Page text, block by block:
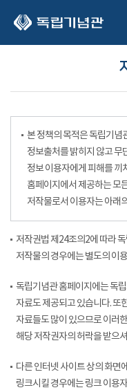
본 정책의 목적은 독립기념
정보출처를 밝히지 않고 무
정보 이용자에게 피해를 끼
홈페이지에서 제공하는 모
저작물로서 이용자는 아래
저작권법 제24조의2에 따라
저작물의 경우에는 별도의 이
독립기념관 홈페이지에는 독
자료도 제공되고 있습니다. 또
자료들도 많이 있으므로 이러
해당 저작권자의 허락을 받으
다른 인터넷 사이트 상의 화면
링크시킬 경우에는 링크 이용